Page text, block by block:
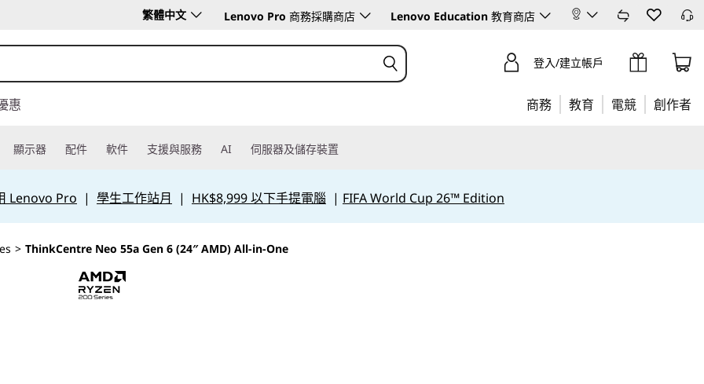
繁體中文 Lenovo Pro 商務採購商店 Lenovo Education 教育商店
登入/建立帳戶
惠 商務 教育 電競 創作者
顯示器 配件 軟件 支援與服務 AI 伺服器及儲存裝置
Lenovo Pro | 學生工作站月 | HK$8,999 以下手提電腦 | FIFA World Cup 26™ Edition
> ThinkCentre Neo 55a Gen 6 (24″ AMD) All-in-One